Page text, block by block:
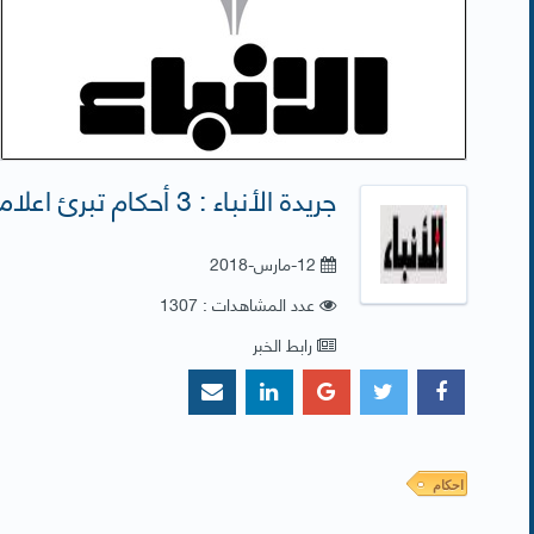
جريدة الأنباء : 3 أحكام تبرئ اعلاميا من ادارة حساب وهمي
12-مارس-2018
عدد المشاهدات : 1307
رابط الخبر
احكام